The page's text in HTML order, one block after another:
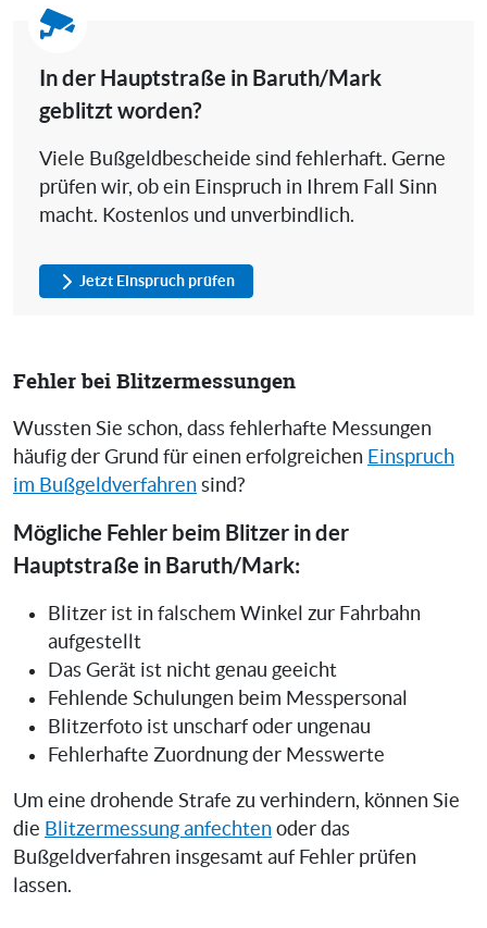
In der Hauptstraße in Baruth/Mark
geblitzt worden?
Viele Bußgeldbescheide sind fehlerhaft. Gerne
prüfen wir, ob ein Einspruch in Ihrem Fall Sinn
macht. Kostenlos und unverbindlich.
Jetzt Einspruch prüfen
Fehler bei Blitzermessungen
Wussten Sie schon, dass fehlerhafte Messungen
häufig der Grund für einen erfolgreichen Einspruch
im Bußgeldverfahren sind?
Mögliche Fehler beim Blitzer in der
Hauptstraße in Baruth/Mark:
Blitzer ist in falschem Winkel zur Fahrbahn
aufgestellt
Das Gerät ist nicht genau geeicht
Fehlende Schulungen beim Messpersonal
Blitzerfoto ist unscharf oder ungenau
Fehlerhafte Zuordnung der Messwerte
Um eine drohende Strafe zu verhindern, können Sie
die Blitzermessung anfechten oder das
Bußgeldverfahren insgesamt auf Fehler prüfen
lassen.